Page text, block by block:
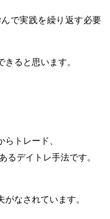
で実践を繰り返す必要
ると思います。
トレード、
るデイトレ手法です。
なされています。